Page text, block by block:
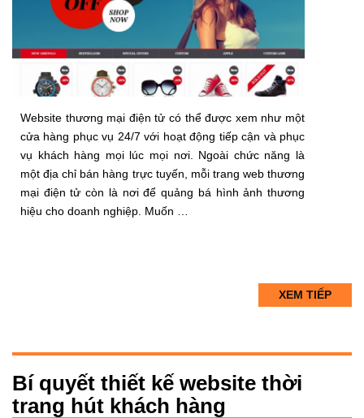
Website thương mại điện tử có thể được xem như một
cửa hàng phục vụ 24/7 với hoạt động tiếp cận và phục
vụ khách hàng mọi lúc mọi nơi. Ngoài chức năng là
một địa chỉ bán hàng trực tuyến, mỗi trang web thương
mại điện tử còn là nơi để quảng bá hình ảnh thương
hiệu cho doanh nghiệp. Muốn …
XEM TIẾP
Bí quyết thiết kế website thời
trang hút khách hàng